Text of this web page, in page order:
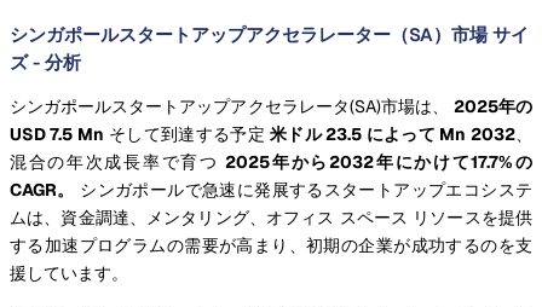
シンガポールスタートアップアクセラレーター（SA）市場 サイ
ズ - 分析
シンガポールスタートアップアクセラレータ(SA)市場は、 2025年の
USD 7.5 Mn そして到達する予定米ドル 23.5 によって Mn 2032、
混合の年次成長率で育つ2025年から2032年にかけて17.7%の
CAGR。
シンガポールで急速に発展するスタートアップエコシステ
ムは、資金調達、メンタリング、オフィス スペース リソースを提供
する加速プログラムの需要が高まり、初期の企業が成功するのを支
援しています。